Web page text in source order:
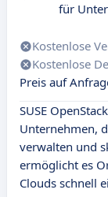
für
Kostenlose
Kostenlose
Preis auf
SUSE
Unternehmen,
verwalten und
ermöglicht es
Clouds schnell